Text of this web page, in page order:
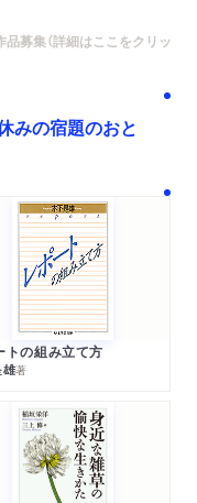
募集（詳細はここをクリック）
みの宿題のおと
トの組み立て方
著